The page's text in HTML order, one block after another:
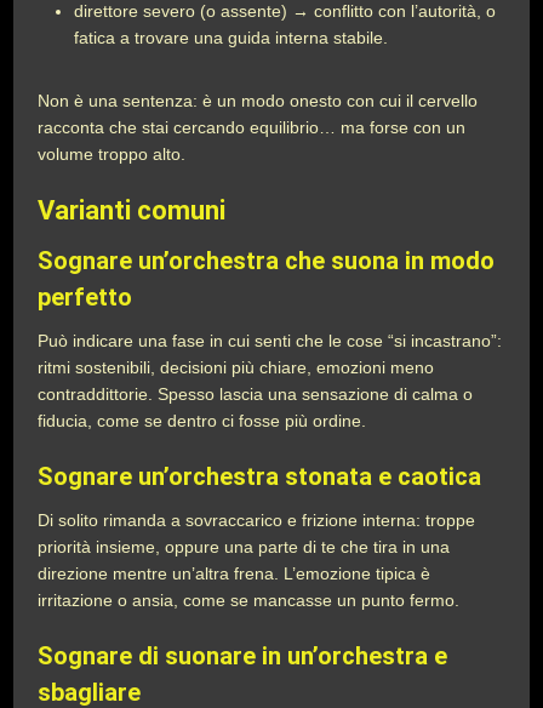
direttore severo (o assente) → conflitto con l’autorità, o
fatica a trovare una guida interna stabile.
Non è una sentenza: è un modo onesto con cui il cervello
racconta che stai cercando equilibrio… ma forse con un
volume troppo alto.
Varianti comuni
Sognare un’orchestra che suona in modo
perfetto
Può indicare una fase in cui senti che le cose “si incastrano”:
ritmi sostenibili, decisioni più chiare, emozioni meno
contraddittorie. Spesso lascia una sensazione di calma o
fiducia, come se dentro ci fosse più ordine.
Sognare un’orchestra stonata e caotica
Di solito rimanda a sovraccarico e frizione interna: troppe
priorità insieme, oppure una parte di te che tira in una
direzione mentre un’altra frena. L’emozione tipica è
irritazione o ansia, come se mancasse un punto fermo.
Sognare di suonare in un’orchestra e
sbagliare